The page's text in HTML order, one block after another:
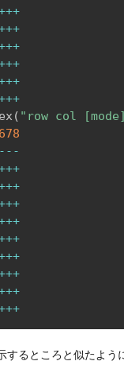
++
++
++
++
++
++
( "row col
- - -
++
++
++
++
++
++
++
++
++
するところと似たよう